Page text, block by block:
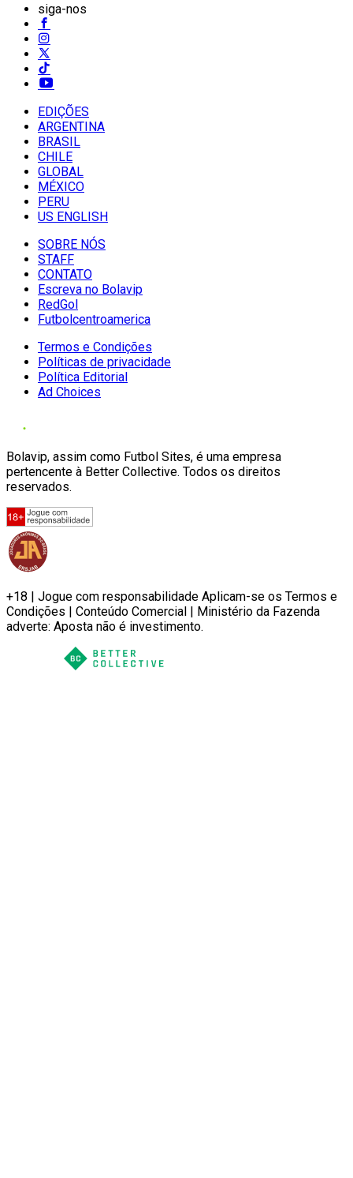
siga-nos
EDIÇÕES
ARGENTINA
BRASIL
CHILE
GLOBAL
MÉXICO
PERU
US ENGLISH
SOBRE NÓS
STAFF
CONTATO
Escreva no Bolavip
RedGol
Futbolcentroamerica
Termos e Condições
Políticas de privacidade
Política Editorial
Ad Choices
Bolavip, assim como Futbol Sites, é uma empresa
pertencente à Better Collective. Todos os direitos
reservados.
+18 | Jogue com responsabilidade Aplicam-se os Termos e
Condições | Conteúdo Comercial | Ministério da Fazenda
adverte: Aposta não é investimento.